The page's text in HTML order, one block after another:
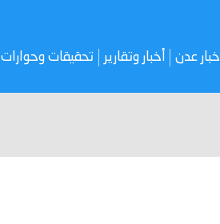
اخبار عدن أخبار وتقارير تحقيقات وحوارات